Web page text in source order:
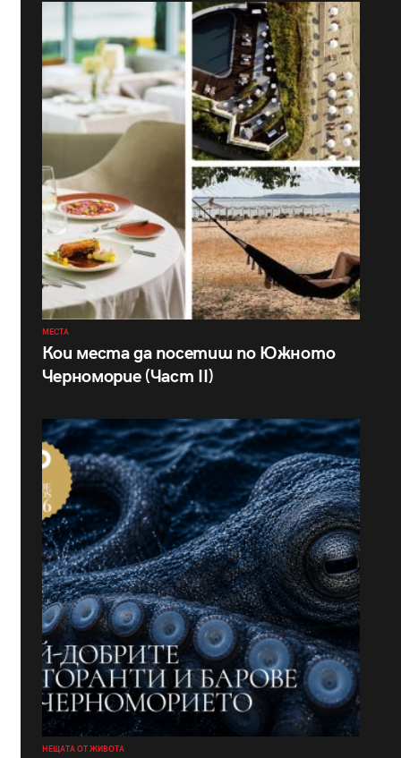
МЕСТА
Кои места да посетиш по Южното
Черноморие (Част II)
НЕЩАТА ОТ ЖИВОТА